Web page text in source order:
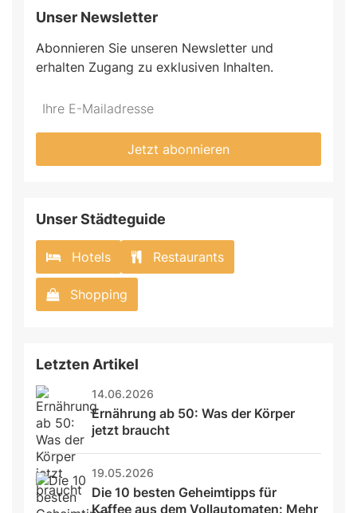
Unser Newsletter
Abonnieren Sie unseren Newsletter und
erhalten Zugang zu exklusiven Inhalten.
Jetzt abonnieren
Unser Städteguide
Hotels Restaurants
Shopping
Letzten Artikel
14.06.2026
Ernährung ab 50: Was der Körper
jetzt braucht
19.05.2026
Die 10 besten Geheimtipps für
Kaffee aus dem Vollautomaten: Mehr